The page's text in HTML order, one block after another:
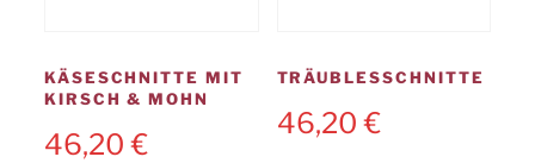
KÄSESCHNITTE MIT
KIRSCH & MOHN
46,20€
TRÄUBLESSCHNITTE
46,20€